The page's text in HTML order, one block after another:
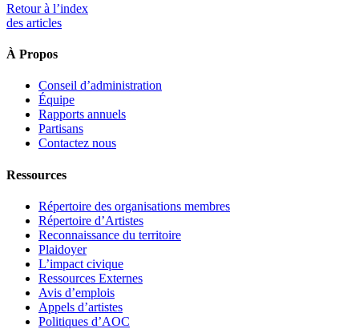
Retour à l’index
des articles
À Propos
Conseil d’administration
Équipe
Rapports annuels
Partisans
Contactez nous
Ressources
Répertoire des organisations membres
Répertoire d’Artistes
Reconnaissance du territoire
Plaidoyer
L’impact civique
Ressources Externes
Avis d’emplois
Appels d’artistes
Politiques d’AOC